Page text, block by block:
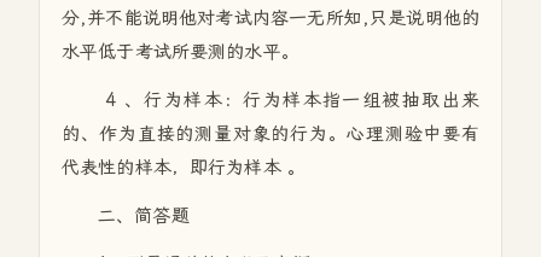
分,并不能说明他对考试内容一无所知,只是说明他的
水平低于考试所要测的水平。
4 、行为样本：行为样本指一组被抽取出来
的、作为直接的测量对象的行为。心理测验中要有
代表性的样本，即行为样本 。
二、简答题